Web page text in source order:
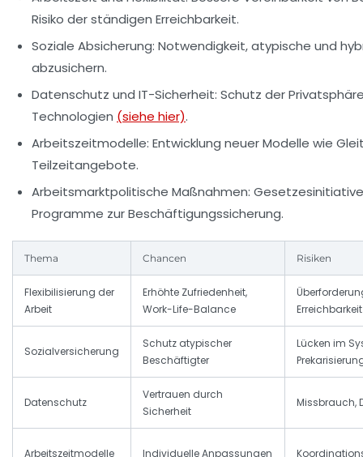
Risiko der ständigen Erreichbarkeit.
Soziale Absicherung: Notwendigkeit, atypische und
abzusichern.
Datenschutz und IT-Sicherheit: Schutz der
Technologien (siehe hier).
Arbeitszeitmodelle: Entwicklung neuer Modelle wie
Teilzeitangebote.
Arbeitsmarktpolitische Maßnahmen:
Programme zur Beschäftigungssicherung.
Thema Chancen Risiken
Flexibilisierung der
Arbeit
Erhöhte Zufriedenheit,
Work-Life-Balance
Erreichbarkeit
Sozialversicherung
Schutz atypischer
Beschäftigter
Lücken im
Datenschutz
Vertrauen durch
Sicherheit
Missbrauch,
Arbeitszeitmodelle Individuelle Anpassungen